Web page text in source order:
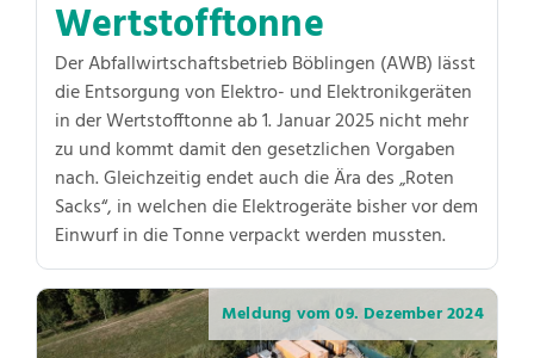
Wertstofftonne
Der Abfallwirtschaftsbetrieb Böblingen (AWB) lässt
die Entsorgung von Elektro- und Elektronikgeräten
in der Wertstofftonne ab 1. Januar 2025 nicht mehr
zu und kommt damit den gesetzlichen Vorgaben
nach. Gleichzeitig endet auch die Ära des „Roten
Sacks“, in welchen die Elektrogeräte bisher vor dem
Einwurf in die Tonne verpackt werden mussten.
Meldung vom09. Dezember 2024